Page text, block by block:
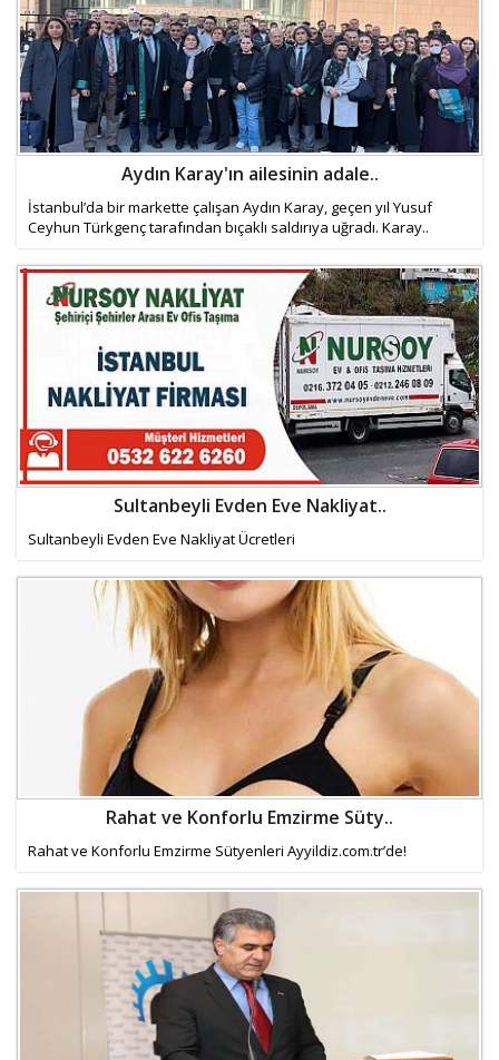
Aydın Karay'ın ailesinin adale..
İstanbul’da bir markette çalışan Aydın Karay, geçen yıl Yusuf
Ceyhun Türkgenç tarafından bıçaklı saldırıya uğradı. Karay..
Sultanbeyli Evden Eve Nakliyat..
Sultanbeyli Evden Eve Nakliyat Ücretleri
Rahat ve Konforlu Emzirme Süty..
Rahat ve Konforlu Emzirme Sütyenleri Ayyildiz.com.tr’de!